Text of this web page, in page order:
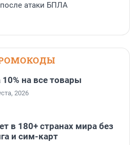
атаки БПЛА
на все товары
2026
в 180+ странах мира без
и сим-карт